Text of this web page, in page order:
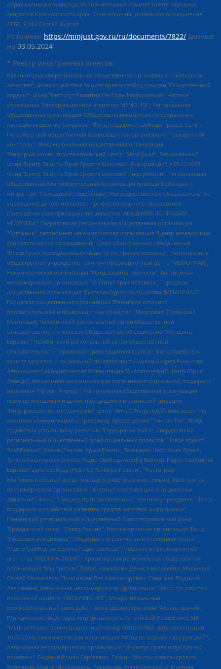
ойрат-калмыцкого народа, Исполнительный комитет совета народных
депутатов Красноярского края, Этническое национальное объединение,
ЛГБТ, Я.МЫ Сергей Фургал
Источник: https://minjust.gov.ru/ru/documents/7822/ данные
на 03.05.2024
* Реестр иностранных агентов:
Калининградская региональная общественная организация "Экозащита!-Женсовет", Фонд содействия защите прав и свобод граждан "Общественный вердикт", Фонд "Институт Развития Свободы Информации", Частное учреждение "Информационное агентство МЕМО. РУ", Региональная общественная организация "Общественная комиссия по сохранению наследия академика Сахарова", Фонд поддержки свободы прессы, Санкт-Петербургская общественная правозащитная организация "Гражданский контроль", Межрегиональная общественная организация "Информационно-просветительский центр "Мемориал", Региональный Фонд "Центр Защиты Прав Средств Массовой Информации", с 05.12.2023 Фонд "Центр Защиты Прав Средств массовой информации", Региональная общественная благотворительная организация помощи беженцам и мигрантам "Гражданское содействие", Негосударственное образовательное учреждение дополнительного профессионального образования (повышение квалификации) специалистов "АКАДЕМИЯ ПО ПРАВАМ ЧЕЛОВЕКА", Свердловская региональная общественная организация "Сутяжник", Автономная некоммерческая организация "Центр независимых социологических исследований", Союз общественных объединений "Российский исследовательский центр по правам человека", Региональное общественное учреждение научно-информационный центр "МЕМОРИАЛ", Некоммерческая организация "Фонд защиты гласности", Автономная некоммерческая организация "Институт прав человека", Городская общественная организация "Екатеринбургское общество "МЕМОРИАЛ", Городская общественная организация "Рязанское историко-просветительское и правозащитное общество "Мемориал" (Рязанский Мемориал), Челябинский региональный орган общественной самодеятельности – женское общественное объединение "Женщины Евразии", Челябинский региональный орган общественной самодеятельности "Уральская правозащитная группа", Фонд содействия защите здоровья и социальной справедливости имени Андрея Рылькова, Автономная Некоммерческая Организация "Аналитический Центр Юрия Левады", Автономная некоммерческая организация социальной поддержки населения "Проект Апрель", Региональная общественная организация помощи женщинам и детям, находящимся в кризисной ситуации "Информационно-методический центр "Анна", Фонд содействия развитию массовых коммуникаций и правовому просвещению "Так-так-Так", Фонд содействия устойчивому развитию "Серебряная тайга", Свердловский региональный общественный фонд социальных проектов "Новое время", "Idel.Реалии", Кавказ.Реалии, Крым.Реалии, Телеканал Настоящее Время, Татаро-башкирская служба Радио Свобода (Azatliq Radiosi), Радио Свободная Европа/Радио Свобода (PCE/PC), "Сибирь.Реалии", "Фактограф", Благотворительный фонд помощи осужденным и их семьям, Автономная некоммерческая организация "Институт глобализации и социальных движений", Фонд "В защиту прав заключенных", Частное учреждение "Центр поддержки и содействия развитию средств массовой информации", Пензенский региональный общественный благотворительный фонд "Гражданский союз", "Север.Реалии", Некоммерческая организация Фонд "Правовая инициатива", Общество с ограниченной ответственностью "Радио Свободная Европа/Радио Свобода", Чешское информационное агентство "MEDIUM-ORIENT", Красноярская региональная общественная организация "Мы против СПИДа", Камалягин Денис Николаевич, Маркелов Сергей Евгеньевич, Пономарев Лев Александрович, Савицкая Людмила Алексеевна, Автономная некоммерческая организация "Центр по работе с проблемой насилия "НАСИЛИЮ.НЕТ", Межрегиональный профессиональный союз работников здравоохранения "Альянс врачей", Юридическое лицо, зарегистрированное в Латвийской Республике, SIA "Medusa Project" (регистрационный номер 40103797863, дата регистрации 10.06.2014), Некоммерческая организация "Фонд по борьбе с коррупцией", Автономная некоммерческая организация "Институт права и публичной политики", Баданин Роман Сергеевич, Гликин Максим Александрович, Железнова Мария Михайловна, Лукьянова Юлия Сергеевна, Маетная Елизавета Витальевна, Маняхин Петр Борисович, Чуракова Ольга Владимировна, Ярош Юлия Петровна, Юридическое лицо "The Insider SIA", зарегистрированное в Риге, Латвийская Республика (дата регистрации 26.06.2015), являющееся администратором доменного имени интернет-издания "The Insider SIA", https://theins.ru, Постернак Алексей Евгеньевич, Рубин Михаил Аркадьевич, Анин Роман Александрович, Юридическое лицо Istories fonds, зарегистрированное в Латвийской Республике (регистрационный номер 50008295751, дата регистрации 24.02.2020), Великовский Дмитрий Александрович, Долинина Ирина Николаевна, Мароховская Алеся Алексеевна, Шлейнов Роман Юрьевич, Шмагун Олеся Валентиновна, Общество с ограниченной ответственностью "Альтаир 2021", Общество с ограниченной ответственностью "Вега 2021", Общество с ограниченной ответственностью "Главный редактор 2021", Общество с ограниченной ответственностью "Ромашки монолит", Важенков Артем Валерьевич, Ивановская областная общественная организация "Центр гендерных исследований", Гурман Юрий Альбертович, Медиапроект "ОВД-Инфо", Егоров Владимир Владимирович, Жилинский Владимир Александрович, Общество с ограниченной ответственностью "ЗП", Иванова София Юрьевна, Карезина Инна Павловна, Кильтау Екатерина Викторовна, Петров Алексей Викторович, Пискунов Сергей Евгеньевич, Смирнов Сергей Сергеевич, Тихонов Михаил Сергеевич, Общество с ограниченной ответственностью "ЖУРНАЛИСТ-ИНОСТРАННЫЙ АГЕНТ", Арапова Галина Юрьевна, Вольтская Татьяна Анатольевна, Американская компания "Mason G.E.S. Anonymous Foundation" (США), являющаяся владельцем интернет-издания https://mnews.world/, Компания "Stichting Bellingcat", зарегистрированная в Нидерландах (дата регистрации 11.07.2018), Захаров Андрей Вячеславович, Клепиковская Екатерина Дмитриевна, Общество с ограниченной ответственностью "МЕМО", Перл Роман Александрович, Симонов Евгений Алексеевич, Соловьева Елена Анатольевна, Сотников Даниил Владимирович, Сурначева Елизавета Дмитриевна, Автономная некоммерческая организация по защите прав человека и информированию населения "Якутия – Наше Мнение", Общество с ограниченной ответственностью "Москоу диджитал медиа", с 26.01.2023 Общество с ограниченной ответственностью "Чайка Белые сады", Ветошкина Валерия Валерьевна, Заговора Максим Александрович, Межрегиональное общественное движение "Российская ЛГБТ - сеть", Оленичев Максим Владимирович, Павлов Иван Юрьевич, Скворцова Елена Сергеевна, Общество с ограниченной ответственностью "Как бы инагент", Кочетков Игорь Викторович, Общество с ограниченной ответственностью "Честные выборы", Еланчик Олег Александрович, Общество с ограниченной ответственностью "Нобелевский призыв", Гималова Регина Эмилевна, Григорьев Андрей Валерьевич, Григорьева Алина Александровна, Ассоциация по содействию защите прав призывников, альтернативнослужащих и военнослужащих "Правозащитная группа "Гражданин.Армия.Право", Хисамова Регина Фаритовна, Автономная некоммерческая организация по реализации социально-правовых программ "Лилит", Дальневосточное общественное движение "Маяк", Санкт-Петербургская ЛГБТ-инициативная группа "Выход", Инициативная группа ЛГБТ+ "Реверс", Алексеев Андрей Викторович, Бекбулатова Таисия Львовна, Беляев Иван Михайлович, Владыкина Елена Сергеевна, Гельман Марат Александрович, Никульшина Вероника Юрьевна, Толоконникова Надежда Андреевна, Шендерович Виктор Анатольевич, Общество с ограниченной ответственностью "Данное сообщение", Общество с ограниченной ответственностью Издательский дом "Новая глава", Айнбиндер Александра Александровна, Московский комьюнити-центр для ЛГБТ+инициатив, Благотворительный фонд развития филантропии, Deutsche Welle (Германия, Kurt-Schumacher-Strasse 3, 53113 Bonn), Борзунова Мария Михайловна, Воробьев Виктор Викторович, Голубева Анна Львовна, Константинова Алла Михайловна, Малкова Ирина Владимировна, Мурадов Мурад Абдулгалимович, Осетинская Елизавета Николаевна, Понасенков Евгений Николаевич, Ганапольский Матвей Юрьевич, Киселев Евгений Алексеевич, Борухович Ирина Григорьевна, Дремин Иван Тимофеевич, Дубровский Дмитрий Викторович, Красноярская региональная общественная организация поддержки и развития альтернативных образовательных технологий и межкультурных коммуникаций "ИНТЕРРА", Маяковская Екатерина Алексеевна, Фейгин Марк Захарович, Филимонов Андрей Викторович, Дзугкоева Регина Николаевна, Доброхотов Роман Александрович, Дудь Юрий Александрович, Елкин Сергей Владимирович, Кругликов Кирилл Игоревич, Сабунаева Мария Леонидовна, Семенов Алексей Владимирович, Шаинян Карен Багратович, Шульман Екатерина Михайловна, Асафьев Артур Валерьевич, Вахштайн Виктор Семенович, Венедиктов Алексей Алексеевич, Лушникова Екатерина Евгеньевна, Волков Леонид Михайлович, Невзоров Александр Глебович, Пархоменко Сергей Борисович, Сироткин Ярослав Николаевич, Кара-Мурза Владимир Владимирович, Баранова Наталья Владимировна, Гозман Леонид Яковлевич, Кагарлицкий Борис Юльевич, Климарев Михаил Валерьевич, Милов Владимир Станиславович, Автономная некоммерческая организация Краснодарский центр современного искусства "Типография", Моргенштерн Алишер Тагирович, Соболь Любовь Эдуардовна, Общество с ограниченной ответственностью "ЛИЗА НОРМ", Каспаров Гарри Кимович, Ходорковский Михаил Борисович, Общество с ограниченной ответственностью "Апрельские тезисы", Данилович Ирина Брониславовна, Кашин Олег Владимирович, Петров Николай Владимирович, Пивоваров Алексей Владимирович, Соколов Михаил Владимирович, Цветкова Юлия Владимировна, Чичваркин Евгений Александрович, Комитет против пыток/Команда против пыток, Общество с ограниченной ответственностью "Первый научный", Общество с ограниченной ответственностью "Вертолет и ко", Белоцерковская Вероника Борисовна, Кац Максим Евгеньевич, Лазарева Татьяна Юрьевна, Шаведдинов Руслан Табризович, Яшин Илья Валерьевич, Общество с ограниченной ответственностью "Иноагент ААВ", Алешковский Дмитрий Петрович, Альбац Евгения Марковна, Быков Дмитрий Львович, Галямина Юлия Евгеньевна, Лойко Сергей Леонидович, Мартынов Кирилл Константинович, Медведев Сергей Александрович, Крашенинников Федор Геннадиевич, Гордеева Катерина Вл